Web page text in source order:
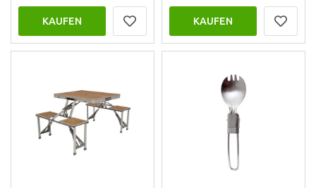
KAUFEN KAUFEN